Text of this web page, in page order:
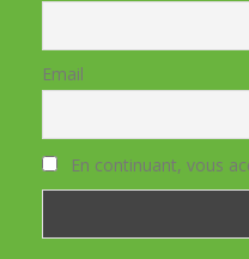
Email
En continuant, vous